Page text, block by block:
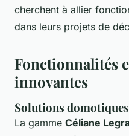
cherchent à allier
dans leurs projets de
Fonctionnalités
innovantes
Solutions
La gamme Céliane